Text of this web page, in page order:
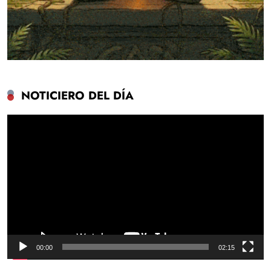
NOTICIERO DEL DÍA
00:00 02:15